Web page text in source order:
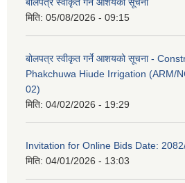
बोलपत्र स्वीकृत गर्ने आशयको सूचना
मिति: 05/08/2026 - 09:15
बोलपत्र स्वीकृत गर्ने आशयको सूचना -
Phakchuwa Hiude Irrigation (ARM/
02)
मिति: 04/02/2026 - 19:29
Invitation for Online Bids Date:
मिति: 04/01/2026 - 13:03